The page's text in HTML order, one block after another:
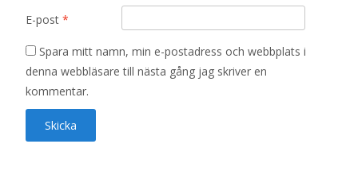
E-post *
Spara mitt namn, min e-postadress och webbplats i
denna webbläsare till nästa gång jag skriver en
kommentar.